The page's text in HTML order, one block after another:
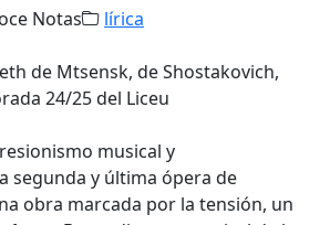
Notas lírica
musical y
segunda y última ópera de
obra marcada por la tensión, un